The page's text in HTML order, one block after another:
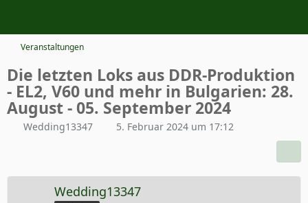
Veranstaltungen
Die letzten Loks aus DDR-Produktion
- EL2, V60 und mehr in Bulgarien: 28.
August - 05. September 2024
Wedding13347 5. Februar 2024 um 17:12
Wedding13347